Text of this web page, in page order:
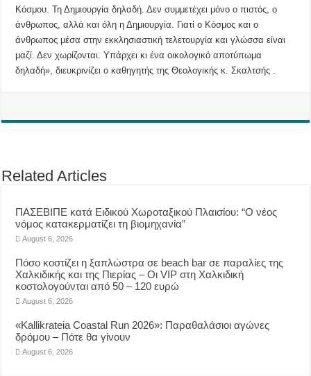
Κόσμου. Τη Δημιουργία δηλαδή. Δεν συμμετέχει μόνο ο πιστός, ο
άνθρωπος, αλλά και όλη η Δημιουργία. Γιατί ο Κόσμος και ο
άνθρωπος μέσα στην εκκλησιαστική τελετουργία και γλώσσα είναι
μαζί. Δεν χωρίζονται. Υπάρχει κι ένα οικολογικό αποτύπωμα
δηλαδή», διευκρινίζει ο καθηγητής της Θεολογικής κ. Σκαλτσής .
Related Articles
ΠΑΣΕΒΙΠΕ κατά Ειδικού Χωροταξικού Πλαισίου: “Ο νέος
νόμος κατακερματίζει τη βιομηχανία”
August 6, 2026
Πόσο κοστίζει η ξαπλώστρα σε beach bar σε παραλίες της
Χαλκιδικής και της Πιερίας – Οι VIP στη Χαλκιδική
κοστολογούνται από 50 – 120 ευρώ
August 6, 2026
«Kallikrateia Coastal Run 2026»: Παραθαλάσιοι αγώνες
δρόμου – Πότε θα γίνουν
August 6, 2026